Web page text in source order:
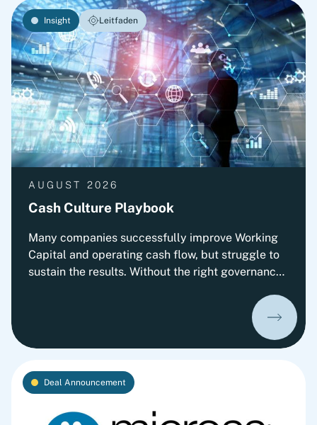
Insight Leitfaden
AUGUST 2026
Cash Culture Playbook
Many companies successfully improve Working
Capital and operating cash flow, but struggle to
sustain the results. Without the right governance,
performance gradually erodes. This playbook
key organizational elements required to embed
cash into everyday decision-making and
Deal Announcement